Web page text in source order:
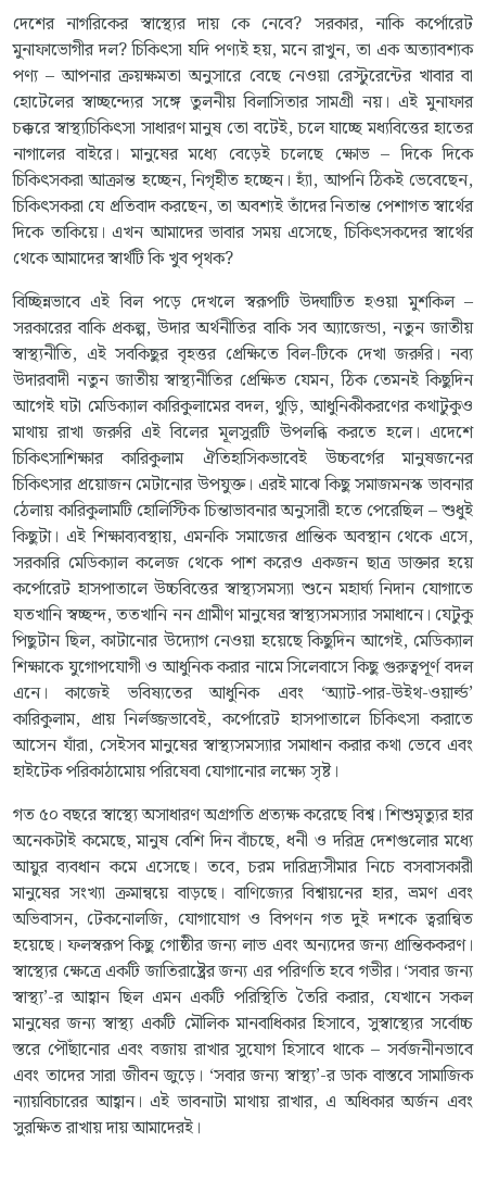
দেশের নাগরিকের স্বাস্থ্যের দায় কে নেবে? সরকার, নাকি কর্পোরেট
মুনাফাভোগীর দল? চিকিৎসা যদি পণ্যই হয়, মনে রাখুন, তা এক অত্যাবশ্যক
পণ্য – আপনার ক্রয়ক্ষমতা অনুসারে বেছে নেওয়া রেস্টুরেন্টের খাবার বা
হোটেলের স্বাচ্ছন্দ্যের সঙ্গে তুলনীয় বিলাসিতার সামগ্রী নয়। এই মুনাফার
চক্করে স্বাস্থ্যচিকিৎসা সাধারণ মানুষ তো বটেই, চলে যাচ্ছে মধ্যবিত্তের হাতের
নাগালের বাইরে। মানুষের মধ্যে বেড়েই চলেছে ক্ষোভ – দিকে দিকে
চিকিৎসকরা আক্রান্ত হচ্ছেন, নিগৃহীত হচ্ছেন। হ্যাঁ, আপনি ঠিকই ভেবেছেন,
চিকিৎসকরা যে প্রতিবাদ করছেন, তা অবশ্যই তাঁদের নিতান্ত পেশাগত স্বার্থের
দিকে তাকিয়ে। এখন আমাদের ভাবার সময় এসেছে, চিকিৎসকদের স্বার্থের
থেকে আমাদের স্বার্থটি কি খুব পৃথক?
বিচ্ছিন্নভাবে এই বিল পড়ে দেখলে স্বরূপটি উদ্ঘাটিত হওয়া মুশকিল –
সরকারের বাকি প্রকল্প, উদার অর্থনীতির বাকি সব অ্যাজেন্ডা, নতুন জাতীয়
স্বাস্থ্যনীতি, এই সবকিছুর বৃহত্তর প্রেক্ষিতে বিল-টিকে দেখা জরুরি। নব্য
উদারবাদী নতুন জাতীয় স্বাস্থ্যনীতির প্রেক্ষিত যেমন, ঠিক তেমনই কিছুদিন
আগেই ঘটা মেডিক্যাল কারিকুলামের বদল, থুড়ি, আধুনিকীকরণের কথাটুকুও
মাথায় রাখা জরুরি এই বিলের মূলসুরটি উপলব্ধি করতে হলে। এদেশে
চিকিৎসাশিক্ষার কারিকুলাম ঐতিহাসিকভাবেই উচ্চবর্গের মানুষজনের
চিকিৎসার প্রয়োজন মেটানোর উপযুক্ত। এরই মাঝে কিছু সমাজমনস্ক ভাবনার
ঠেলায় কারিকুলামটি হোলিস্টিক চিন্তাভাবনার অনুসারী হতে পেরেছিল – শুধুই
কিছুটা। এই শিক্ষাব্যবস্থায়, এমনকি সমাজের প্রান্তিক অবস্থান থেকে এসে,
সরকারি মেডিক্যাল কলেজ থেকে পাশ করেও একজন ছাত্র ডাক্তার হয়ে
কর্পোরেট হাসপাতালে উচ্চবিত্তের স্বাস্থ্যসমস্যা শুনে মহার্ঘ্য নিদান যোগাতে
যতখানি স্বচ্ছন্দ, ততখানি নন গ্রামীণ মানুষের স্বাস্থ্যসমস্যার সমাধানে। যেটুকু
পিছুটান ছিল, কাটানোর উদ্যোগ নেওয়া হয়েছে কিছুদিন আগেই, মেডিক্যাল
শিক্ষাকে যুগোপযোগী ও আধুনিক করার নামে সিলেবাসে কিছু গুরুত্বপূর্ণ বদল
এনে। কাজেই ভবিষ্যতের আধুনিক এবং ‘অ্যাট-পার-উইথ-ওয়ার্ল্ড’
কারিকুলাম, প্রায় নির্লজ্জভাবেই, কর্পোরেট হাসপাতালে চিকিৎসা করাতে
আসেন যাঁরা, সেইসব মানুষের স্বাস্থ্যসমস্যার সমাধান করার কথা ভেবে এবং
হাইটেক পরিকাঠামোয় পরিষেবা যোগানোর লক্ষ্যে সৃষ্ট।
গত ৫০ বছরে স্বাস্থ্যে অসাধারণ অগ্রগতি প্রত্যক্ষ করেছে বিশ্ব। শিশুমৃত্যুর হার
অনেকটাই কমেছে, মানুষ বেশি দিন বাঁচছে, ধনী ও দরিদ্র দেশগুলোর মধ্যে
আয়ুর ব্যবধান কমে এসেছে। তবে, চরম দারিদ্র্যসীমার নিচে বসবাসকারী
মানুষের সংখ্যা ক্রমান্বয়ে বাড়ছে। বাণিজ্যের বিশ্বায়নের হার, ভ্রমণ এবং
অভিবাসন, টেকনোলজি, যোগাযোগ ও বিপণন গত দুই দশকে ত্বরান্বিত
হয়েছে। ফলস্বরূপ কিছু গোষ্ঠীর জন্য লাভ এবং অন্যদের জন্য প্রান্তিককরণ।
স্বাস্থ্যের ক্ষেত্রে একটি জাতিরাষ্ট্রের জন্য এর পরিণতি হবে গভীর। ‘সবার জন্য
স্বাস্থ্য’-র আহ্বান ছিল এমন একটি পরিস্থিতি তৈরি করার, যেখানে সকল
মানুষের জন্য স্বাস্থ্য একটি মৌলিক মানবাধিকার হিসাবে, সুস্বাস্থ্যের সর্বোচ্চ
স্তরে পৌঁছানোর এবং বজায় রাখার সুযোগ হিসাবে থাকে – সর্বজনীনভাবে
এবং তাদের সারা জীবন জুড়ে। ‘সবার জন্য স্বাস্থ্য’-র ডাক বাস্তবে সামাজিক
ন্যায়বিচারের আহ্বান। এই ভাবনাটা মাথায় রাখার, এ অধিকার অর্জন এবং
সুরক্ষিত রাখায় দায় আমাদেরই।